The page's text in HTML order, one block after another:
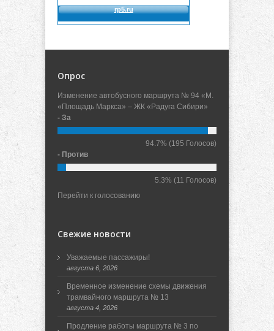
Опрос
Изменение автобусного маршрута № 94 «М.
«Площадь Маркса» – ЖК «Радуга Сибири»
- За
94.7% (195 Голосов)
- Против
5.3% (11 Голосов)
Перейти к голосованию
Свежие новости
Уважаемые пассажиры!
августа 6, 2026
Временное изменение схемы движения
трамвайного маршрута № 13
августа 4, 2026
Продление работы маршрута № 3 по